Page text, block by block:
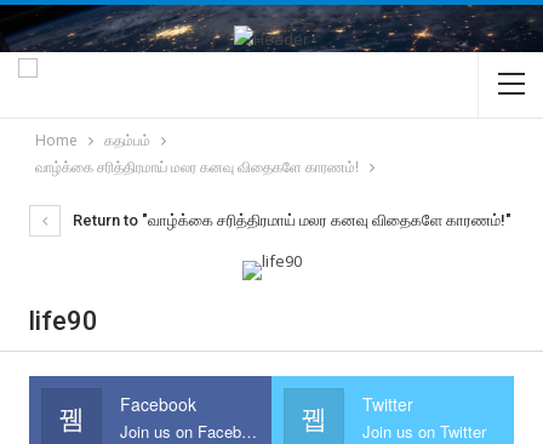
Home
கதம்பம்
வாழ்க்கை சரித்திரமாய் மலர கனவு விதைகளே காரணம்!
Return to "வாழ்க்கை சரித்திரமாய் மலர கனவு விதைகளே காரணம்!"
life90
Facebook
Join us on Facebook
Twitter
Join us on Twitter